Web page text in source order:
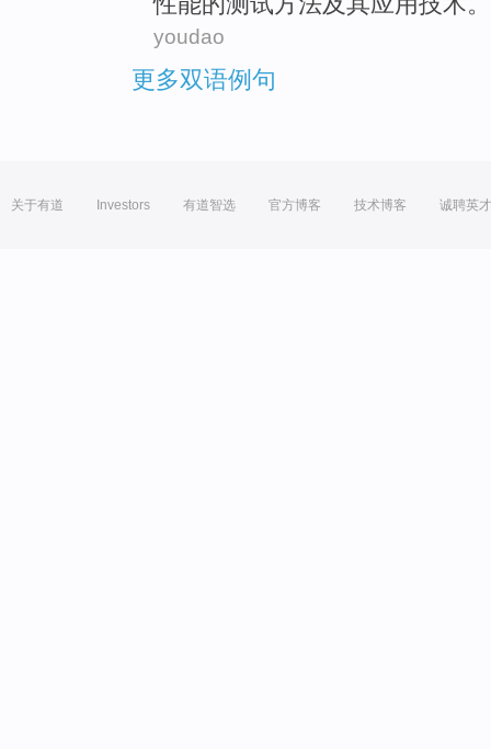
youdao
更多双语例句
关于有道 Investors 有道智选 官方博客 技术博客 诚聘英才